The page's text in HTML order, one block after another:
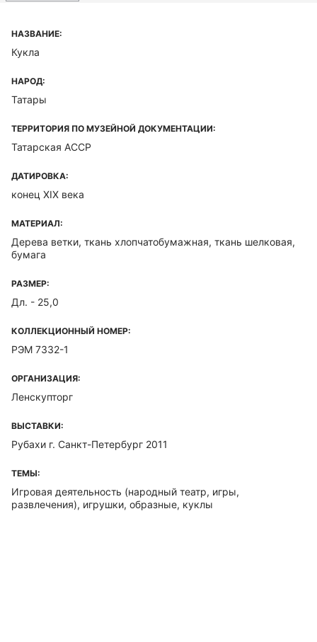
НАЗВАНИЕ:
Кукла
НАРОД:
Татары
ТЕРРИТОРИЯ ПО МУЗЕЙНОЙ ДОКУМЕНТАЦИИ:
Татарская ACCP
ДАТИРОВКА:
конец XIX века
МАТЕРИАЛ:
Дерева ветки, ткань хлопчатобумажная, ткань шелковая,
бумага
РАЗМЕР:
Дл. - 25,0
КОЛЛЕКЦИОННЫЙ НОМЕР:
РЭМ 7332-1
ОРГАНИЗАЦИЯ:
Ленскупторг
ВЫСТАВКИ:
Рубахи г. Санкт-Петербург 2011
ТЕМЫ:
Игровая деятельность (народный театр, игры,
развлечения), игрушки, образные, куклы